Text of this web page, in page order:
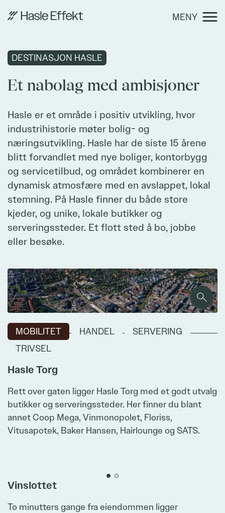
Et
nabolag
ambisjoner
med
ambisjoner
MENY
Om bygget
Destinasjon Hasle
Bærekraft
DESTINASJON HASLE
Et nabolag med ambisjoner
Hasle er et område i positiv utvikling, hvor
industrihistorie møter bolig- og
næringsutvikling. Hasle har de siste 15 årene
blitt forvandlet med nye boliger, kontorbygg
og servicetilbud, og området kombinerer en
dynamisk atmosfære med en avslappet, lokal
stemning. På Hasle finner du både store
kjeder, og unike, lokale butikker og
serveringssteder. Et flott sted å bo, jobbe
eller besøke.
Zoom
MOBILITET HANDEL
SERVERING
TRIVSEL
Hasle Torg
Rett over gaten ligger Hasle Torg med et godt utvalg
butikker og serveringssteder. Her finner du blant
annet Coop Mega, Vinmonopolet, Floriss,
Vitusapotek, Baker Hansen, Hairlounge og SATS.
Vinslottet
To minutters gange fra eiendommen ligger